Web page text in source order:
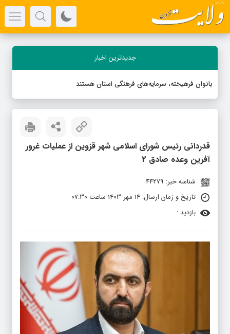
جدیدترین اخبار
بانوان فرهیخته، سرمایه‌های فرهنگی استان هستند
قدردانی رئیس شورای اسلامی شهر قزوین از عملیات غرور
آفرین وعده صادق 2
شناسه خبر: 44279
تاریخ و زمان ارسال: 14 مهر 1403 ساعت 07:30
بازدید :